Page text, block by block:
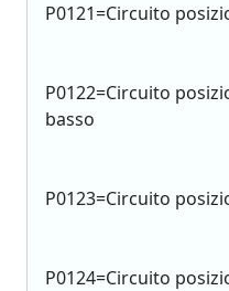
P0121=Circuito
P0122=Circuito
basso
P0123=Circuito
P0124=Circuito